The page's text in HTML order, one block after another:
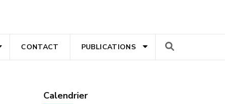
CONTACT PUBLICATIONS
Calendrier